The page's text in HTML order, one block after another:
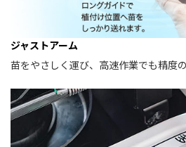
ジャストアーム
苗をやさしく運び、高速作業でも精度